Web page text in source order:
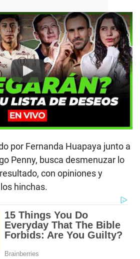
Play
por Fernanda Huapaya junto a
Penny, busca desmenuzar lo
con opiniones y
hinchas.